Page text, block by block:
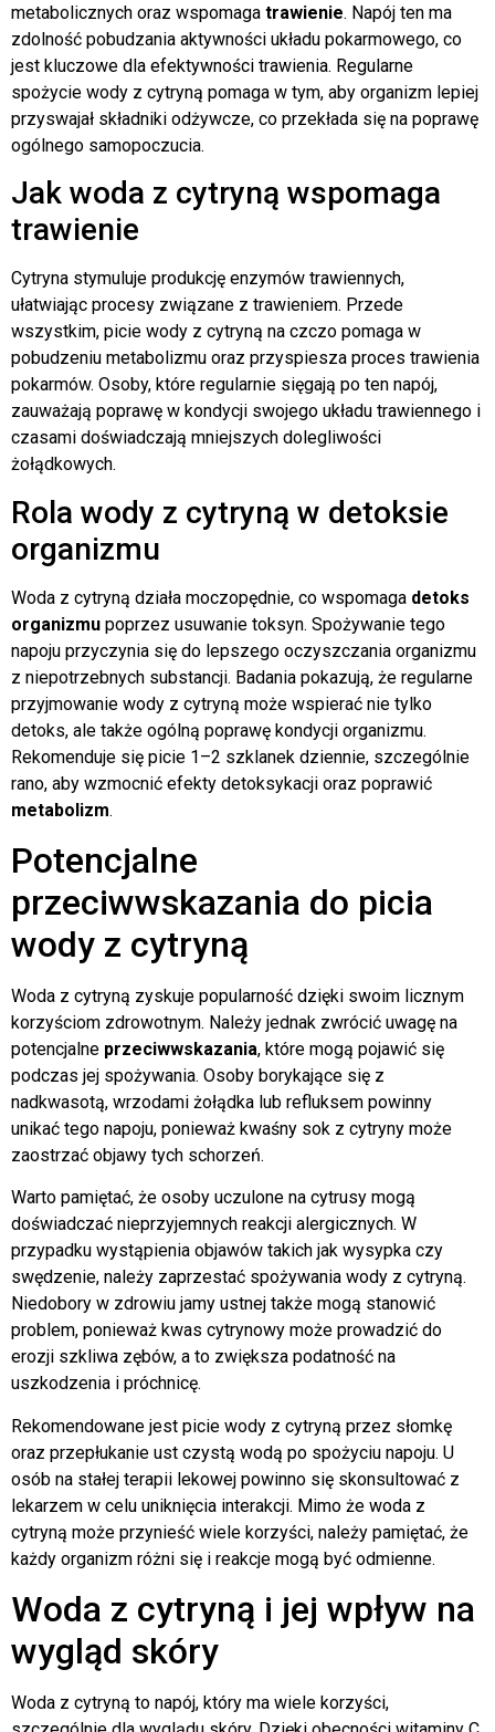
metabolicznych oraz wspomaga trawienie. Napój ten ma
zdolność pobudzania aktywności układu pokarmowego, co
jest kluczowe dla efektywności trawienia. Regularne
spożycie wody z cytryną pomaga w tym, aby organizm lepiej
przyswajał składniki odżywcze, co przekłada się na poprawę
ogólnego samopoczucia.
Jak woda z cytryną wspomaga
trawienie
Cytryna stymuluje produkcję enzymów trawiennych,
ułatwiając procesy związane z trawieniem. Przede
wszystkim, picie wody z cytryną na czczo pomaga w
pobudzeniu metabolizmu oraz przyspiesza proces trawienia
pokarmów. Osoby, które regularnie sięgają po ten napój,
zauważają poprawę w kondycji swojego układu trawiennego i
czasami doświadczają mniejszych dolegliwości
żołądkowych.
Rola wody z cytryną w detoksie
organizmu
Woda z cytryną działa moczopędnie, co wspomaga detoks
organizmu poprzez usuwanie toksyn. Spożywanie tego
napoju przyczynia się do lepszego oczyszczania organizmu
z niepotrzebnych substancji. Badania pokazują, że regularne
przyjmowanie wody z cytryną może wspierać nie tylko
detoks, ale także ogólną poprawę kondycji organizmu.
Rekomenduje się picie 1–2 szklanek dziennie, szczególnie
rano, aby wzmocnić efekty detoksykacji oraz poprawić
metabolizm.
Potencjalne
przeciwwskazania do picia
wody z cytryną
Woda z cytryną zyskuje popularność dzięki swoim licznym
korzyściom zdrowotnym. Należy jednak zwrócić uwagę na
potencjalne przeciwwskazania, które mogą pojawić się
podczas jej spożywania. Osoby borykające się z
nadkwasotą, wrzodami żołądka lub refluksem powinny
unikać tego napoju, ponieważ kwaśny sok z cytryny może
zaostrzać objawy tych schorzeń.
Warto pamiętać, że osoby uczulone na cytrusy mogą
doświadczać nieprzyjemnych reakcji alergicznych. W
przypadku wystąpienia objawów takich jak wysypka czy
swędzenie, należy zaprzestać spożywania wody z cytryną.
Niedobory w zdrowiu jamy ustnej także mogą stanowić
problem, ponieważ kwas cytrynowy może prowadzić do
erozji szkliwa zębów, a to zwiększa podatność na
uszkodzenia i próchnicę.
Rekomendowane jest picie wody z cytryną przez słomkę
oraz przepłukanie ust czystą wodą po spożyciu napoju. U
osób na stałej terapii lekowej powinno się skonsultować z
lekarzem w celu uniknięcia interakcji. Mimo że woda z
cytryną może przynieść wiele korzyści, należy pamiętać, że
każdy organizm różni się i reakcje mogą być odmienne.
Woda z cytryną i jej wpływ na
wygląd skóry
Woda z cytryną to napój, który ma wiele korzyści,